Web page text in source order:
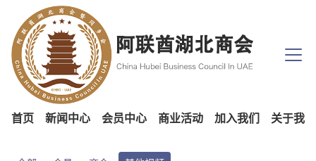
首页 新闻中心 会员中心 商业活动 加入我们 关于我们